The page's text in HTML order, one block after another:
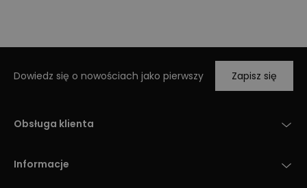
Dowiedz się o nowościach jako pierwszy Zapisz się
Obsługa klienta
Informacje